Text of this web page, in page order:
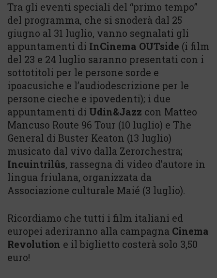
Tra gli eventi speciali del “primo tempo”
del programma, che si snoderà dal 25
giugno al 31 luglio, vanno segnalati gli
appuntamenti di InCinema OUTside (i film
del 23 e 24 luglio saranno presentati con i
sottotitoli per le persone sorde e
ipoacusiche e l’audiodescrizione per le
persone cieche e ipovedenti); i due
appuntamenti di Udin&Jazz con Matteo
Mancuso Route 96 Tour (10 luglio) e The
General di Buster Keaton (13 luglio)
musicato dal vivo dalla Zerorchestra;
Incuintrilûs, rassegna di video d’autore in
lingua friulana, organizzata da
Associazione culturale Maié (3 luglio).
Ricordiamo che tutti i film italiani ed
europei aderiranno alla campagna Cinema
Revolution e il biglietto costerà solo 3,50
euro!